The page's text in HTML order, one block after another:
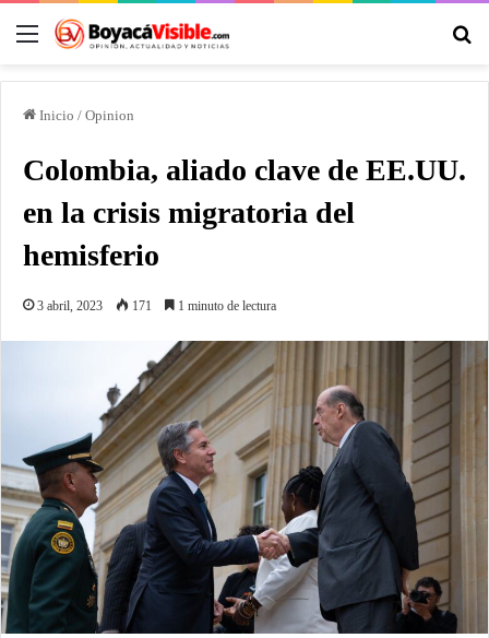
Inicio / Opinion
Colombia, aliado clave de EE.UU.
en la crisis migratoria del
hemisferio
3 abril, 2023 171 1 minuto de lectura